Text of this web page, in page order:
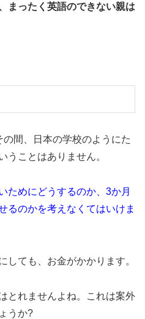
まったく英語のできない親は
間、日本の学校のようにた
うことはありません。
ためにどうするのか、3か月
るのかを考えなくてはいけま
しても、お金がかかります。
とれませんよね。これは案外
うか?